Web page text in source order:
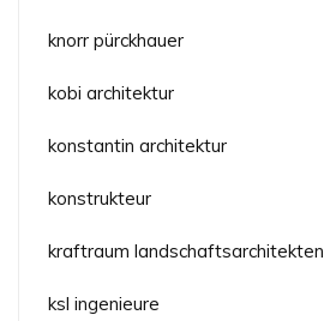
knorr pürckhauer
kobi architektur
konstantin architektur
konstrukteur
kraftraum landschaftsarchitekten
ksl ingenieure